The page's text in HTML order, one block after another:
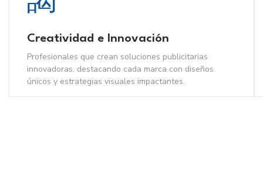
Creatividad e Innovación
Profesionales que crean soluciones publicitarias
innovadoras, destacando cada marca con diseños
únicos y estrategias visuales impactantes.